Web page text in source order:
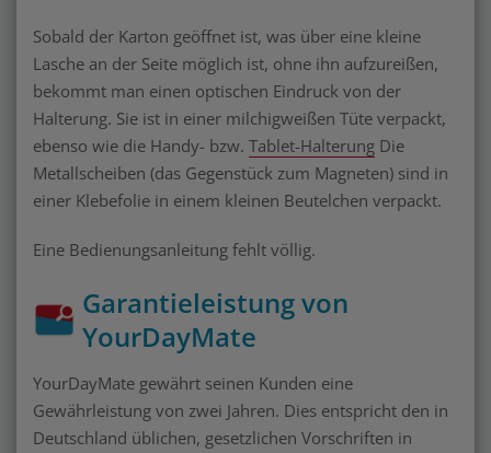
Sobald der Karton geöffnet ist, was über eine kleine
Lasche an der Seite möglich ist, ohne ihn aufzureißen,
bekommt man einen optischen Eindruck von der
Halterung. Sie ist in einer milchigweißen Tüte verpackt,
ebenso wie die Handy- bzw. Tablet-Halterung Die
Metallscheiben (das Gegenstück zum Magneten) sind in
einer Klebefolie in einem kleinen Beutelchen verpackt.
Eine Bedienungsanleitung fehlt völlig.
Garantieleistung von
YourDayMate
YourDayMate gewährt seinen Kunden eine
Gewährleistung von zwei Jahren. Dies entspricht den in
Deutschland üblichen, gesetzlichen Vorschriften in